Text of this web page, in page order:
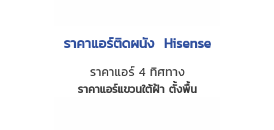
ราคาแอร์ติดผนัง Hisense
ราคาแอร์ 4 ทิศทาง
ราคาแอร์แขวนใต้ฝ้า ตั้งพื้น